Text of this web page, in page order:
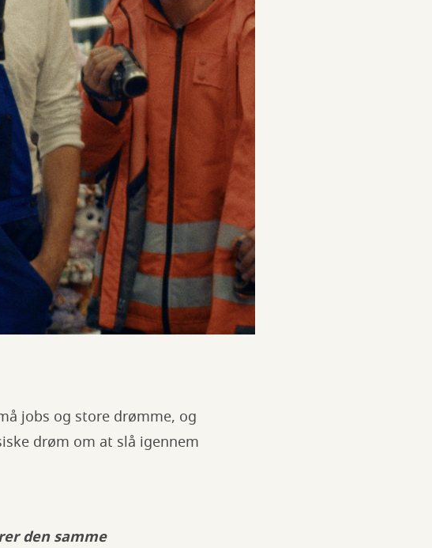
jobs og store drømme, og
drøm om at slå igennem
den samme